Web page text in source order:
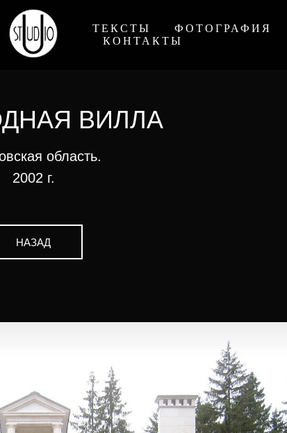
ТЕКСТЫ ФОТОГРАФИЯ
КОНТАКТЫ
ВИЛЛА
область.
2002 г.
НАЗАД